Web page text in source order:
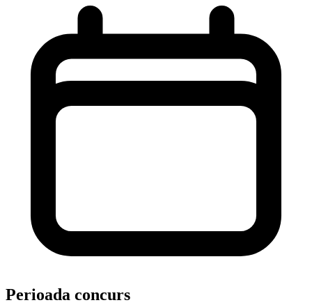
Perioada concurs